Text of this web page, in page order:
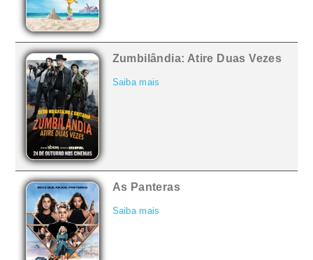
Zumbilândia: Atire Duas Vezes
Saiba mais
As Panteras
Saiba mais